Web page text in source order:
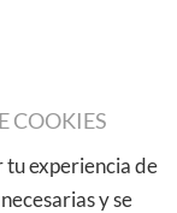
COOKIES
tu experiencia de
y se